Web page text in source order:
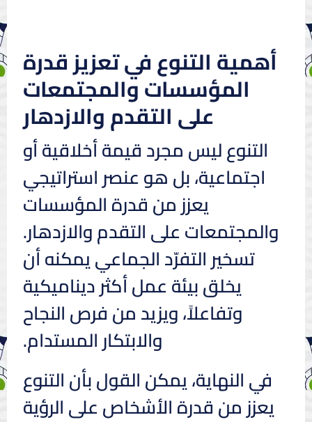
أهمية التنوع في تعزيز قدرة
المؤسسات والمجتمعات
على التقدم والازدهار
التنوع ليس مجرد قيمة أخلاقية أو
اجتماعية، بل هو عنصر استراتيجي
يعزز من قدرة المؤسسات
والمجتمعات على التقدم والازدهار.
تسخير التفرّد الجماعي يمكنه أن
يخلق بيئة عمل أكثر ديناميكية
وتفاعلاً، ويزيد من فرص النجاح
والابتكار المستدام.
في النهاية، يمكن القول بأن التنوع
يعزز من قدرة الأشخاص على الرؤية